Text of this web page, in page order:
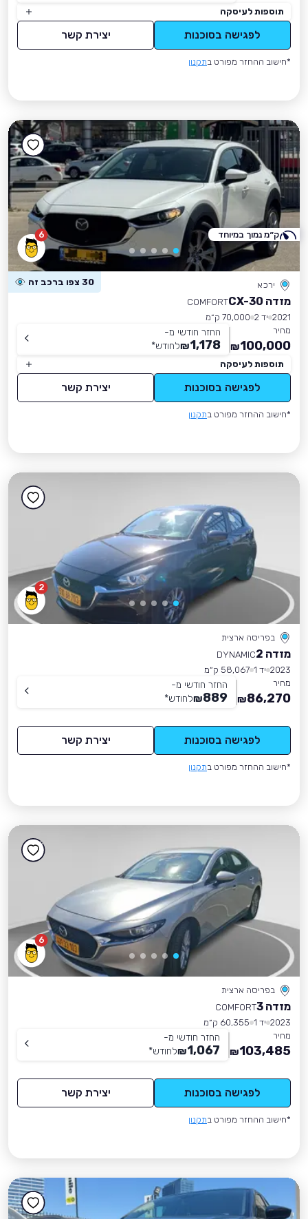
תוספות לעיסקה
לפגישה בסוכנות יצירת קשר
*חישוב ההחזר מפורט בתקנון
6
ירכא 30 צפו ברכב זה
מזדה CX-30
COMFORT
2021 יד 2
70,000 ק״מ
מחיר
100,000
₪
החזר חודשי מ-
1,178
₪לחודש*
תוספות לעיסקה
לפגישה בסוכנות יצירת קשר
*חישוב ההחזר מפורט בתקנון
ק״מ נמוך במיוחד
2
בפריסה ארצית
מזדה 2
DYNAMIC
2023 יד 1
58,067 ק״מ
מחיר
86,270
₪
החזר חודשי מ-
889
₪לחודש*
לפגישה בסוכנות יצירת קשר
*חישוב ההחזר מפורט בתקנון
6
בפריסה ארצית
מזדה 3
COMFORT
2023 יד 1
60,355 ק״מ
מחיר
103,485
₪
החזר חודשי מ-
1,067
₪לחודש*
לפגישה בסוכנות יצירת קשר
*חישוב ההחזר מפורט בתקנון